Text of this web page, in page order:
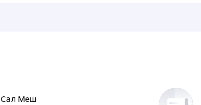
Сал Меш